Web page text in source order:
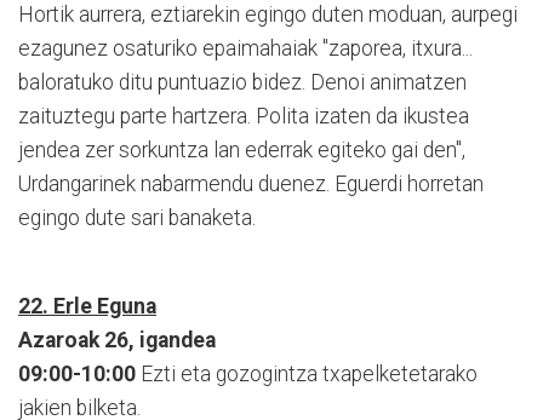
Hortik aurrera, eztiarekin egingo duten moduan, aurpegi
ezagunez osaturiko epaimahaiak "zaporea, itxura...
baloratuko ditu puntuazio bidez. Denoi animatzen
zaituztegu parte hartzera. Polita izaten da ikustea
jendea zer sorkuntza lan ederrak egiteko gai den",
Urdangarinek nabarmendu duenez. Eguerdi horretan
egingo dute sari banaketa.
22. Erle Eguna
Azaroak 26, igandea
09:00-10:00 Ezti eta gozogintza txapelketetarako
jakien bilketa.